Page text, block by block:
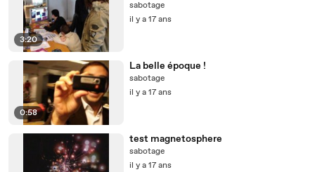
3:20
sabotage
il y a 17 ans
0:58
La belle époque !
sabotage
il y a 17 ans
test magnetosphere
sabotage
il y a 17 ans